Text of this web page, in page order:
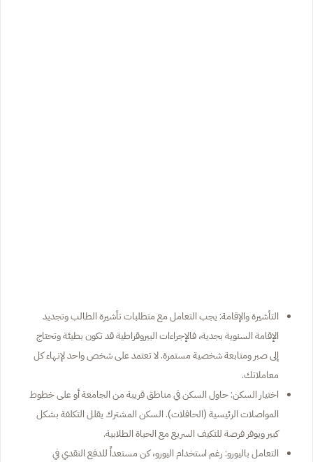
التأشيرة والإقامة: يجب التعامل مع متطلبات تأشيرة الطالب وتجديد
الإقامة السنوية بجدية، فالإجراءات البيروقراطية قد تكون بطيئة وتحتاج
إلى صبر ومتابعة شخصية مستمرة. لا تعتمد على شخص واحد لإنهاء كل
معاملاتك.
اختيار السكن: حاول السكن في مناطق قريبة من الجامعة أو على خطوط
المواصلات الرئيسية (الحافلات). السكن المشترك يقلل التكلفة بشكل
كبير ويوفر فرصة للتكيف السريع مع الحياة الطلابية.
التعامل باليورو: رغم استخدام اليورو، كن مستعداً للدفع النقدي في